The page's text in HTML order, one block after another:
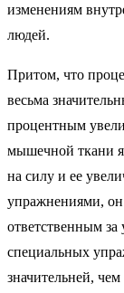
изменениям
людей.
Притом, что
весьма
процентным
мышечной ткани
на силу и ее
упражнениями, он
ответственным за
специальных
значительней,